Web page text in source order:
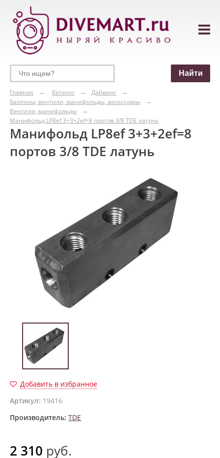
Главная Каталог
Дайвинг
Баллоны, вентили, манифольды, аксессуары
Вентили, манифольды
Манифольд LP8ef 3+3+2ef=8 портов 3/8 TDE латунь
Манифольд LP8ef 3+3+2ef=8
портов 3/8 TDE латунь
Добавить в избранное
Артикул: 19416
Производитель: TDE
2 310 руб.